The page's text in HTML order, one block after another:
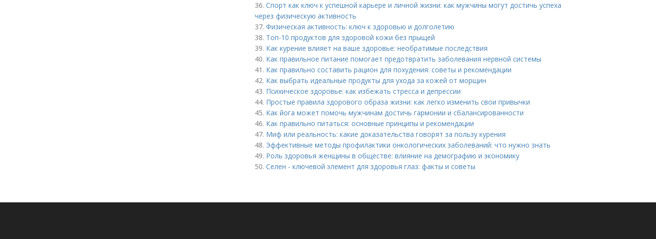
36. Спорт как ключ к успешной карьере и личной жизни: как мужчины могут достичь успеха
через физическую активность
37. Физическая активность: ключ к здоровью и долголетию
38. Топ-10 продуктов для здоровой кожи без прыщей
39. Как курение влияет на ваше здоровье: необратимые последствия
40. Как правильное питание помогает предотвратить заболевания нервной системы
41. Как правильно составить рацион для похудения: советы и рекомендации
42. Как выбрать идеальные продукты для ухода за кожей от морщин
43. Психическое здоровье: как избежать стресса и депрессии
44. Простые правила здорового образа жизни: как легко изменить свои привычки
45. Как йога может помочь мужчинам достичь гармонии и сбалансированности
46. Как правильно питаться: основные принципы и рекомендации
47. Миф или реальность: какие доказательства говорят за пользу курения
48. Эффективные методы профилактики онкологических заболеваний: что нужно знать
49. Роль здоровья женщины в обществе: влияние на демографию и экономику
50. Селен - ключевой элемент для здоровья глаз: факты и советы